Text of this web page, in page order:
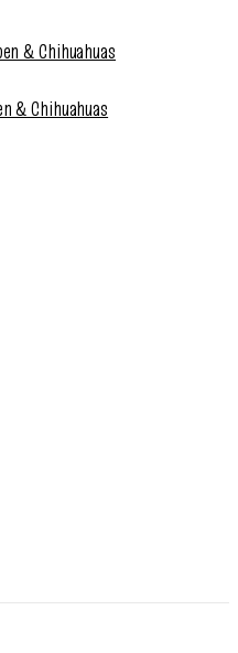
& Chihuahuas
& Chihuahuas